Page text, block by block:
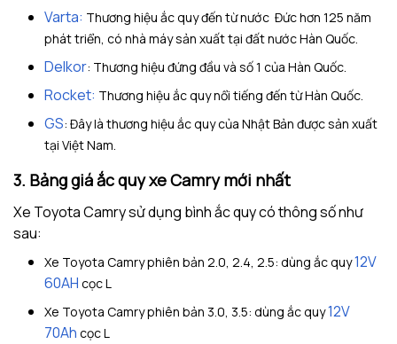
Varta: Thương hiệu ắc quy đến từ nước Đức hơn 125 năm
phát triển, có nhà máy sản xuất tại đất nước Hàn Quốc.
Delkor: Thương hiệu đứng đầu và số 1 của Hàn Quốc.
Rocket: Thương hiệu ắc quy nổi tiếng đến từ Hàn Quốc.
GS: Đây là thương hiệu ắc quy của Nhật Bản được sản xuất
tại Việt Nam.
3. Bảng giá ắc quy xe Camry mới nhất
Xe Toyota Camry sử dụng bình ắc quy có thông số như
sau:
Xe Toyota Camry phiên bản 2.0, 2.4, 2.5: dùng ắc quy12V
60AH cọc L
Xe Toyota Camry phiên bản 3.0, 3.5: dùng ắc quy12V
70Ah cọc L